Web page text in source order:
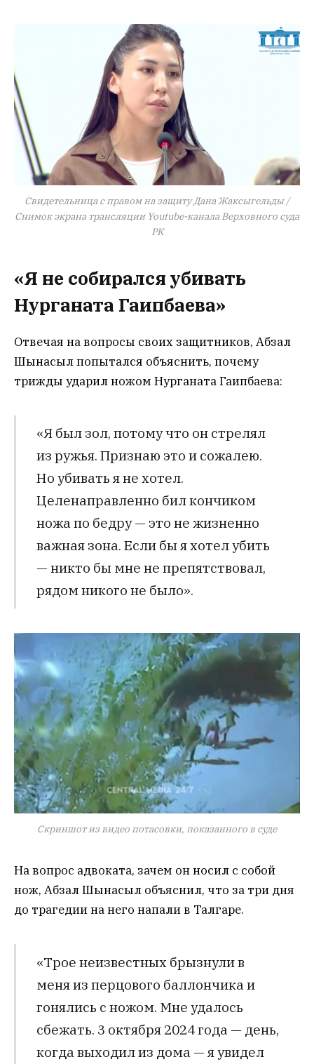
Свидетельница с правом на защиту Дана Жаксыгельды /
Снимок экрана трансляции Youtube-канала Верховного суда
РК
«Я не собирался убивать
Нурганата Гаипбаева»
Отвечая на вопросы своих защитников, Абзал
Шынасыл попытался объяснить, почему
трижды ударил ножом Нурганата Гаипбаева:
«Я был зол, потому что он стрелял
из ружья. Признаю это и сожалею.
Но убивать я не хотел.
Целенаправленно бил кончиком
ножа по бедру — это не жизненно
важная зона. Если бы я хотел убить
— никто бы мне не препятствовал,
рядом никого не было».
Скриншот из видео потасовки, показанного в суде
На вопрос адвоката, зачем он носил с собой
нож, Абзал Шынасыл объяснил, что за три дня
до трагедии на него напали в Талгаре.
«Трое неизвестных брызнули в
меня из перцового баллончика и
гонялись с ножом. Мне удалось
сбежать. 3 октября 2024 года — день,
когда выходил из дома — я увидел